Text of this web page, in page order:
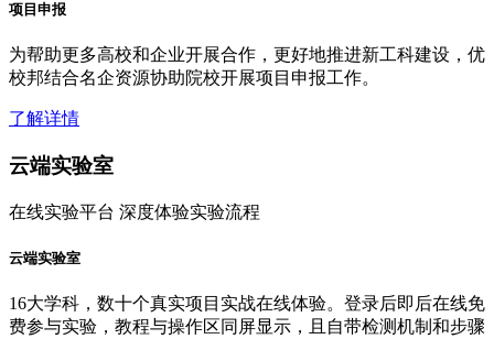
项目申报
为帮助更多高校和企业开展合作，更好地推进新工科建设，优
校邦结合名企资源协助院校开展项目申报工作。
了解详情
云端实验室
在线实验平台 深度体验实验流程
云端实验室
16大学科，数十个真实项目实战在线体验。登录后即后在线免
费参与实验，教程与操作区同屏显示，且自带检测机制和步骤